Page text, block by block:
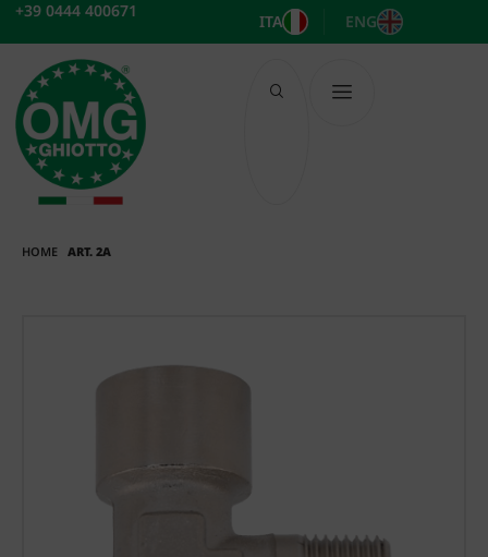
Vai
contenuto
+39 0444 400671
ITA ENG
HOME ART. 2A